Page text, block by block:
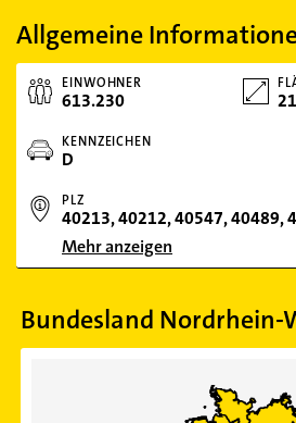
Allgemeine
EINWOHNER
613.230
KENNZEICHEN
D
PLZ
Mehr anzeigen
Bundesland Nordrhein-